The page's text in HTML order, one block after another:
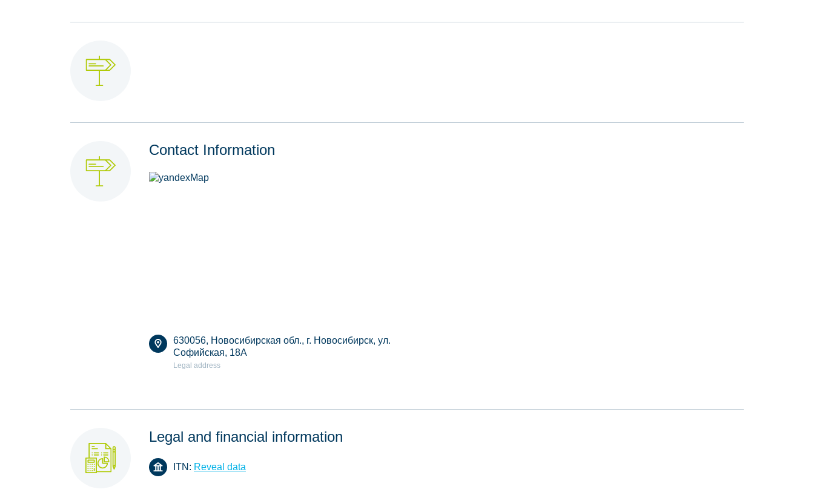
Contact Information
630056, Новосибирская обл., г. Новосибирск, ул.
Софийская, 18А
Legal address
Legal and financial information
ITN: Reveal data